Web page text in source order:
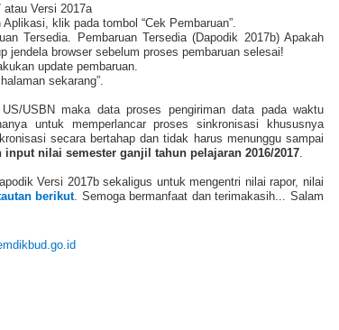
Versi 2017a
klik pada tombol “Cek Pembaruan”.
Tersedia. Pembaruan Tersedia (Dapodik 2017b) Apakah
jendela browser sebelum proses pembaruan selesai!
update pembaruan.
sekarang”.
USBN maka data proses pengiriman data pada waktu
untuk memperlancar proses sinkronisasi khususnya
secara bertahap dan tidak harus menunggu sampai
input nilai semester ganjil tahun pelajaran 2016/2017
Versi 2017b sekaligus untuk mengentri nilai rapor, nilai
berikut. Semoga bermanfaat dan terimakasih... Salam